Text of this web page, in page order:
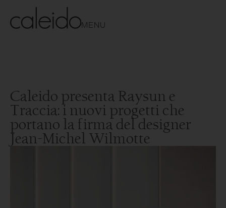
MENU
Caleido presenta Raysun e
Traccia: i nuovi progetti che
portano la firma del designer
Jean-Michel Wilmotte